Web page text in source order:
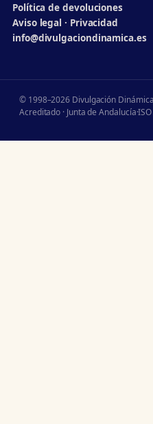
Política de devoluciones
Aviso legal · Privacidad
info@divulgaciondinamica.es
© 1998–2026 Divulgación
Acreditado · Junta de Andalucía·